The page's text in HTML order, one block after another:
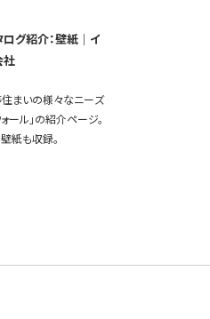
グ紹介：壁紙｜イ
社
住まいの様々なニーズ
ール」の紹介ページ。
紙も収録。